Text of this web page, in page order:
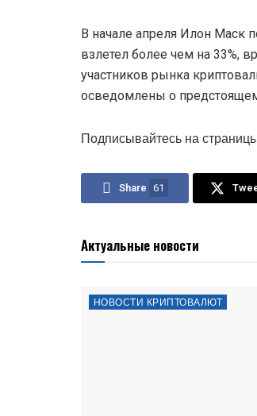
В начале апреля Илон Маск
взлетел более чем на 33%,
участников рынка
осведомлены о
Подписывайтесь на
Share 61
Актуальные новости
НОВОСТИ КРИПТОВАЛЮТ